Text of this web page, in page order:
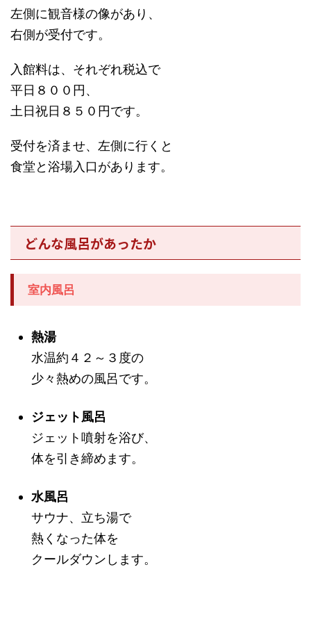
左側に観音様の像があり、
右側が受付です。
入館料は、それぞれ税込で
平日８００円、
土日祝日８５０円です。
受付を済ませ、左側に行くと
食堂と浴場入口があります。
どんな風呂があったか
室内風呂
熱湯
水温約４２～３度の
少々熱めの風呂です。
ジェット風呂
ジェット噴射を浴び、
体を引き締めます。
水風呂
サウナ、立ち湯で
熱くなった体を
クールダウンします。